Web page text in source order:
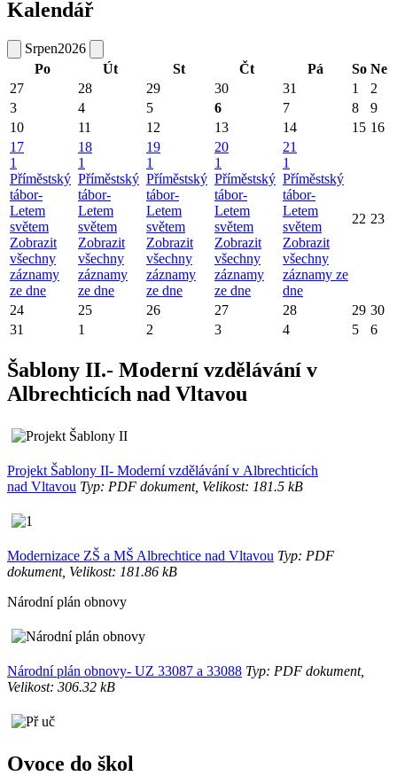
Kalendář
Srpen2026
Po
Út St Čt Pá So Ne
27
28 29 30 31 1
2
3
4 5 6 7 8
9
10
11 12 13 14 15 16
17
1
Příměstský
tábor-
Letem
světem
Zobrazit
všechny
záznamy
ze dne
18
1
Příměstský
tábor-
Letem
světem
Zobrazit
všechny
záznamy
ze dne
19
1
Příměstský
tábor-
Letem
světem
Zobrazit
všechny
záznamy
ze dne
20
1
Příměstský
tábor-
Letem
světem
Zobrazit
všechny
záznamy
ze dne
21
1
Příměstský
tábor-
Letem
světem
Zobrazit
všechny
záznamy ze
dne
22 23
24 25 26 27 28 29 30
31
1 2 3 4 5 6
Šablony II.- Moderní vzdělávání v
Albrechticích nad Vltavou
Projekt Šablony II- Moderní vzdělávání v Albrechticích
nad Vltavou Typ: PDF dokument, Velikost: 181.5 kB
Modernizace ZŠ a MŠ Albrechtice nad Vltavou Typ: PDF
dokument, Velikost: 181.86 kB
Národní plán obnovy
Národní plán obnovy- UZ 33087 a 33088 Typ: PDF dokument,
Velikost: 306.32 kB
Ovoce do škol